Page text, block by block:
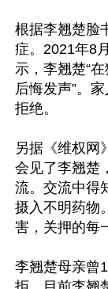
根据李翘楚脸
症。2021年8
示，李翘楚“
后悔发声”。
拒绝。
另据《维权网
会见了李翘楚
流。交流中得
摄入不明药物
害，关押的每
李翘楚母亲曾